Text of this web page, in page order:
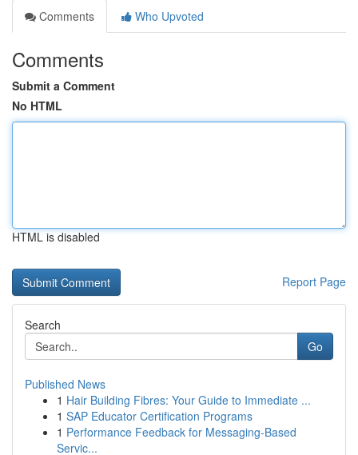
Comments
Who Upvoted
Comments
Submit a Comment
No HTML
HTML is disabled
Report Page
Search
Go
Published News
1 Hair Building Fibres: Your Guide to Immediate ...
1 SAP Educator Certification Programs
1 Performance Feedback for Messaging-Based
Servic...